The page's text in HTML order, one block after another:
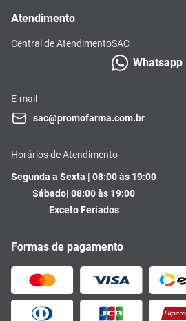
Atendimento
Central de AtendimentoSAC
Whatsapp
E-mail
sac@promofarma.com.br
Horários de Atendimento
Segunda a Sexta | 08:00 às 19:00
Sábado| 08:00 às 19:00
Exceto Feriados
Formas de pagamento